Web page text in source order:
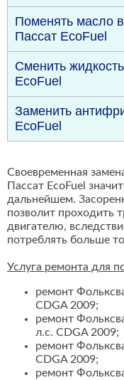
Поменять масло
Пассат EcoFuel
Сменить
EcoFuel
Заменить
EcoFuel
Своевременная
Пассат EcoFuel
дальнейшем.
позволит проходить
двигателю,
потреблять больше
Услуга ремонта для
ремонт
CDGA 2009;
ремонт
л.с. CDGA 2009;
ремонт
CDGA 2009;
ремонт